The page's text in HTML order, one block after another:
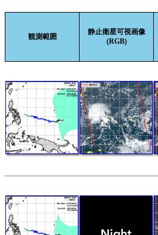
観測範囲
静止衛星可視画像
(RGB)